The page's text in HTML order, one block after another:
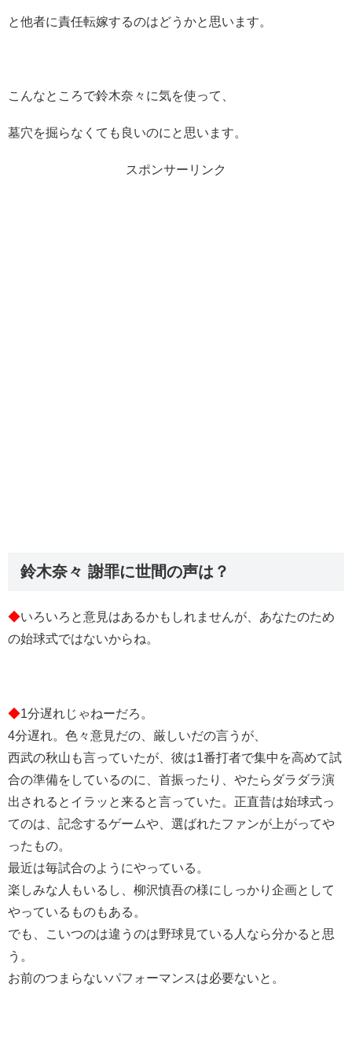
と他者に責任転嫁するのはどうかと思います。
こんなところで鈴木奈々に気を使って、
墓穴を掘らなくても良いのにと思います。
スポンサーリンク
鈴木奈々 謝罪に世間の声は？
◆いろいろと意見はあるかもしれませんが、あなたのため
の始球式ではないからね。
◆1分遅れじゃねーだろ。
4分遅れ。色々意見だの、厳しいだの言うが、
西武の秋山も言っていたが、彼は1番打者で集中を高めて試
合の準備をしているのに、首振ったり、やたらダラダラ演
出されるとイラッと来ると言っていた。正直昔は始球式っ
てのは、記念するゲームや、選ばれたファンが上がってや
ったもの。
最近は毎試合のようにやっている。
楽しみな人もいるし、柳沢慎吾の様にしっかり企画として
やっているものもある。
でも、こいつのは違うのは野球見ている人なら分かると思
う。
お前のつまらないパフォーマンスは必要ないと。